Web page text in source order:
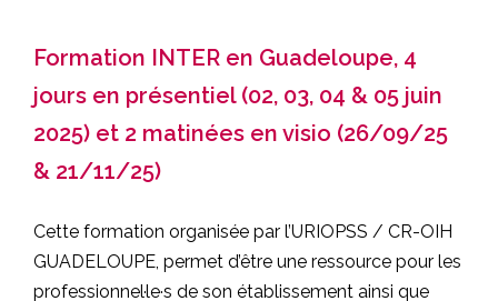
Formation INTER en Guadeloupe, 4
jours en présentiel (02, 03, 04 & 05 juin
2025) et 2 matinées en visio (26/09/25
& 21/11/25)
Cette formation organisée par l’URIOPSS / CR-OIH
GUADELOUPE, permet d’être une ressource pour les
professionnel·le·s de son établissement ainsi que